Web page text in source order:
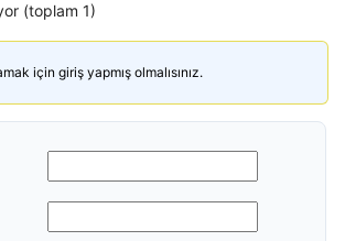
(toplam 1)
için giriş yapmış olmalısınız.